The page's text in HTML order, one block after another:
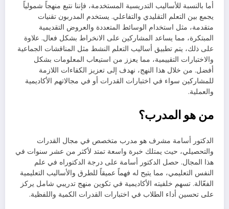
أما بالنسبة للأساليب التدريسية المستخدمة، فإننا نتبع منهجاً شمولياً
يجمع بين التعلم التقليدي والتفاعلي. يستخدم المدربون تقنيات
متقدمة، مثل استخدام الوسائط المتعددة والعروض التقديمية
المبتكرة، مما يساعد المشاركين على الانخراط بشكل فعال. علاوة
على ذلك، يتم تطبيق أساليب التعلم النشط مثل المناقشات الجماعية
والاختبارات التقييمية، مما يعزز من استيعاب المعلومات بشكل
أفضل. من خلال هذا النهج، نهدف إلى تعزيز الكفاءات اللازمة
للمشاركين سواء في اختبارات القدرات أو في مجالاتهم الأكاديمية
والعملية.
من هو المدرب؟
الدكتور أسامة مشرف هو مدرب متخصص في مجال القدرات
والتحصيلي، حيث يمتلك خبرة واسعة تمتد لأكثر من عشر سنوات في
هذا المجال. حصل الدكتور أسامة على درجة الدكتوراه في علم
النفس التعليمي، مما يتيح له فهماً عميقاً للطرق والأساليب التعليمية
الفعّالة. تسهم خلفيته الأكاديمية في تكوين منهج تدريبي شامل يركز
على تحسين أداء الطلاب في اختبارات القدرات الكمية واللفظية.